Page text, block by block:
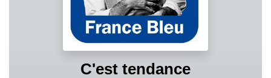
C'est tendance